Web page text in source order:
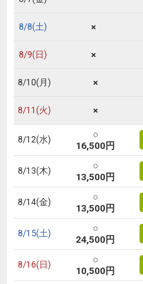
8/8(土) ×
8/9(日) ×
8/10(月) ×
8/11 (火) ×
8/12(水)
○
16,500円
8/13(木)
○
13,500円
8/14(金)
○
13,500円
8/15(土)
○
24,500円
8/16(日)
○
10,500円